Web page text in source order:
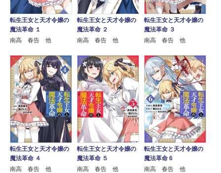
転生王女と天才令嬢の
魔法革命 １
南高 春告 他
転生王女と天才令嬢の
魔法革命 ２
南高 春告 他
転生王女と天才令嬢の
魔法革命 ３
南高 春告 他
転生王女と天才令嬢の
魔法革命 ４
南高 春告 他
転生王女と天才令嬢の
魔法革命 ５
南高 春告 他
転生王女と天才令嬢の
魔法革命 6
南高 春告 他